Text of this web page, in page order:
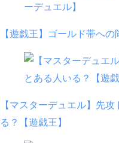
【遊戯王】ゴールド帯へ
【マスターデュエル】先
る？【遊戯王】